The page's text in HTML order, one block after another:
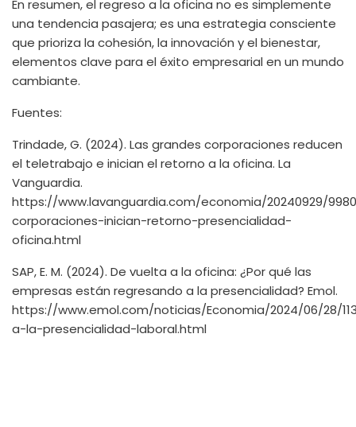
En resumen, el regreso a la oficina no es simplemente
una tendencia pasajera; es una estrategia consciente
que prioriza la cohesión, la innovación y el bienestar,
elementos clave para el éxito empresarial en un mundo
cambiante.
Fuentes:
Trindade, G. (2024). Las grandes corporaciones reducen
el teletrabajo e inician el retorno a la oficina. La
Vanguardia.
https://www.lavanguardia.com/economia/20240929/
corporaciones-inician-retorno-presencialidad-
oficina.html
SAP, E. M. (2024). De vuelta a la oficina: ¿Por qué las
empresas están regresando a la presencialidad? Emol.
https://www.emol.com/noticias/Economia/2024/06/28/
a-la-presencialidad-laboral.html